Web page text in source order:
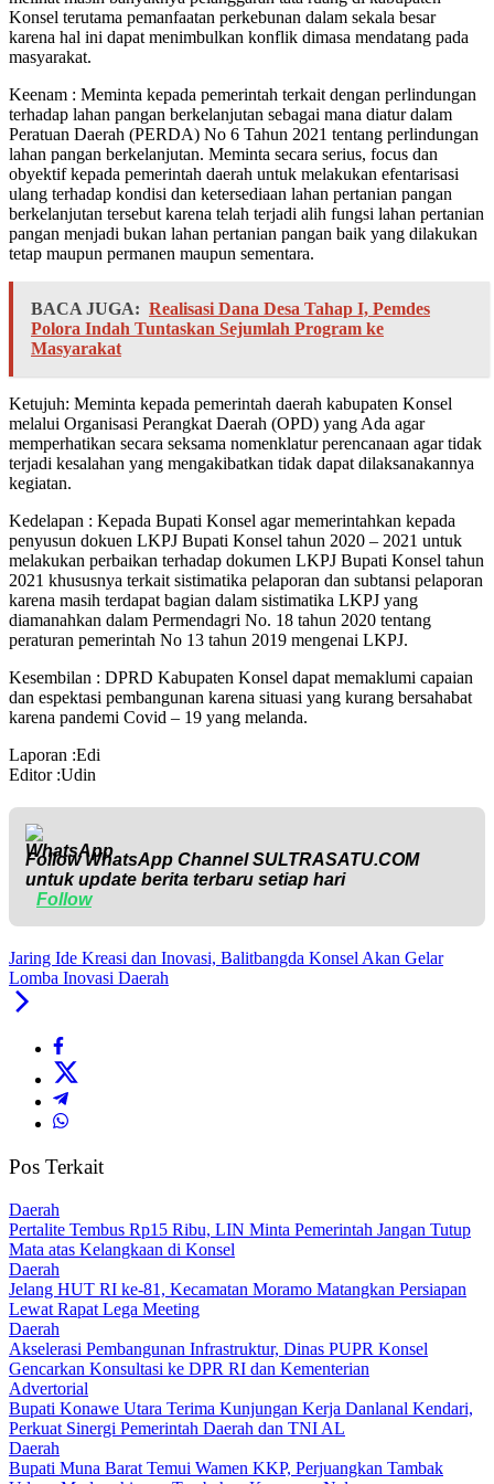
Konsel terutama pemanfaatan perkebunan dalam sekala besar
karena hal ini dapat menimbulkan konflik dimasa mendatang pada
masyarakat.
Keenam : Meminta kepada pemerintah terkait dengan perlindungan
terhadap lahan pangan berkelanjutan sebagai mana diatur dalam
Peratuan Daerah (PERDA) No 6 Tahun 2021 tentang perlindungan
lahan pangan berkelanjutan. Meminta secara serius, focus dan
obyektif kepada pemerintah daerah untuk melakukan efentarisasi
ulang terhadap kondisi dan ketersediaan lahan pertanian pangan
berkelanjutan tersebut karena telah terjadi alih fungsi lahan pertanian
pangan menjadi bukan lahan pertanian pangan baik yang dilakukan
tetap maupun permanen maupun sementara.
BACA JUGA: Realisasi Dana Desa Tahap I, Pemdes
Polora Indah Tuntaskan Sejumlah Program ke
Masyarakat
Ketujuh: Meminta kepada pemerintah daerah kabupaten Konsel
melalui Organisasi Perangkat Daerah (OPD) yang Ada agar
memperhatikan secara seksama nomenklatur perencanaan agar tidak
terjadi kesalahan yang mengakibatkan tidak dapat dilaksanakannya
kegiatan.
Kedelapan : Kepada Bupati Konsel agar memerintahkan kepada
penyusun dokuen LKPJ Bupati Konsel tahun 2020 – 2021 untuk
melakukan perbaikan terhadap dokumen LKPJ Bupati Konsel tahun
2021 khususnya terkait sistimatika pelaporan dan subtansi pelaporan
karena masih terdapat bagian dalam sistimatika LKPJ yang
diamanahkan dalam Permendagri No. 18 tahun 2020 tentang
peraturan pemerintah No 13 tahun 2019 mengenai LKPJ.
Kesembilan : DPRD Kabupaten Konsel dapat memaklumi capaian
dan espektasi pembangunan karena situasi yang kurang bersahabat
karena pandemi Covid – 19 yang melanda.
Laporan :Edi
Editor :Udin
Follow WhatsApp ChannelSULTRASATU.COM
untuk update berita terbaru setiap hari
Follow
Jaring Ide Kreasi dan Inovasi, Balitbangda Konsel Akan Gelar
Lomba Inovasi Daerah
Pos Terkait
Daerah
‎Pertalite Tembus Rp15 Ribu, LIN Minta Pemerintah Jangan Tutup
Mata atas Kelangkaan di Konsel
Daerah
‎Jelang HUT RI ke-81, Kecamatan Moramo Matangkan Persiapan
Lewat Rapat Lega Meeting
Daerah
Akselerasi Pembangunan Infrastruktur, Dinas PUPR Konsel
Gencarkan Konsultasi ke DPR RI dan Kementerian
Advertorial
Bupati Konawe Utara Terima Kunjungan Kerja Danlanal Kendari,
Perkuat Sinergi Pemerintah Daerah dan TNI AL
Daerah
‎Bupati Muna Barat Temui Wamen KKP, Perjuangkan Tambak